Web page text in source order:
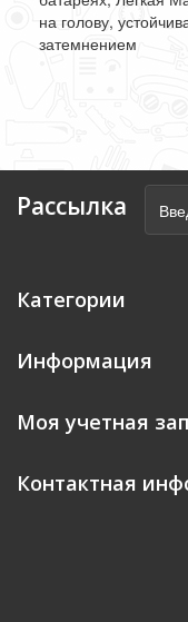
на голову,
затемнением
Рассылка
Категории
Информация
Моя учетная
Контактная